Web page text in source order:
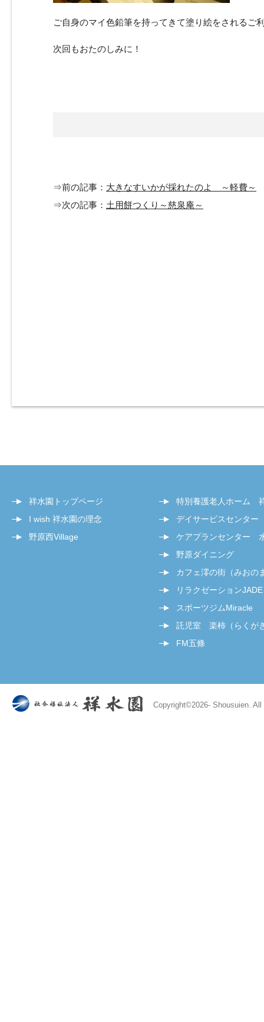
ご自身のマイ色鉛筆を持ってきて塗り絵をされるご
次回もおたのしみに！
⇒前の記事： 大きなすいかが採れたのよ ～軽費～
⇒次の記事： 土用餅つくり～慈泉庵～
祥水園トップページ
I wish 祥水園の理念
野原西Village
特別養護老人ホーム
デイサービスセンタ
ケアプランセンター
野原ダイニング
カフェ澪の街（みおの
リラクゼーションJADE
スポーツジムMiracle
託児室 楽柿（らくが
FM五條
Copyright©2026- Shousuien.